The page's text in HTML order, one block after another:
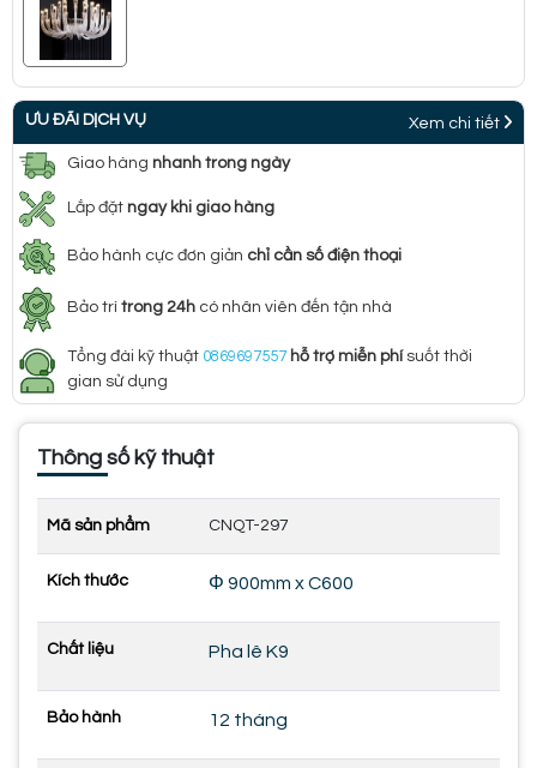
ƯU ĐÃI DỊCH VỤ Xem chi tiết
Giao hàng nhanh trong ngày
Lắp đặt ngay khi giao hàng
Bảo hành cực đơn giản chỉ cần số điện thoại
Bảo trì trong 24h có nhân viên đến tận nhà
Tổng đài kỹ thuật 0869697557 hỗ trợ miễn phísuốt thời
gian sử dụng
Thông số kỹ thuật
Mã sản phẩm CNQT-297
Kích thước Φ 900mm x C600
Chất liệu Pha lê K9
Bảo hành 12 tháng